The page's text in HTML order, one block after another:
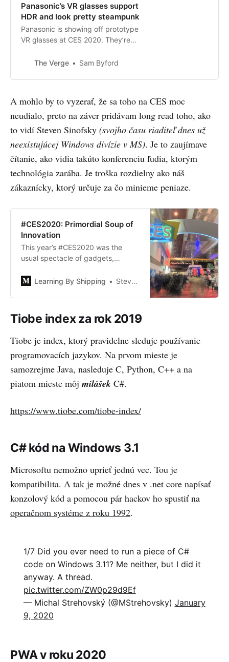
Panasonic’s VR glasses support
HDR and look pretty steampunk
Panasonic is showing off prototype
VR glasses at CES 2020. They’re
and have a lightweight form factor.
The Verge Sam Byford
A mohlo by to vyzerať, že sa toho na CES moc
neudialo, preto na záver pridávam long read toho, ako
to vidí Steven Sinofsky (svojho času riaditeľ dnes už
neexistujúcej Windows divízie v MS). Je to zaujímave
čítanie, ako vidia takúto konferenciu ľudia, ktorým
technológia zarába. Je troška rozdielny ako náš
zákaznícky, ktorý určuje za čo minieme peniaze.
#CES2020: Primordial Soup of
Innovation
This year’s #CES2020 was the
usual spectacle of gadgets,
near misses. Most of all CES
you can see the raw material of the
next big…
Learning By Shipping Steven Sinofsky
Tiobe index za rok 2019
Tiobe je index, ktorý pravidelne sleduje používanie
programovacích jazykov. Na prvom mieste je
samozrejme Java, nasleduje C, Python, C++ a na
piatom mieste môj milášek C#.
https://www.tiobe.com/tiobe-index/
C# kód na Windows 3.1
Microsoftu nemožno uprieť jednú vec. Tou je
kompatibilita. A tak je možné dnes v .net core napísať
konzolový kód a pomocou pár hackov ho spustiť na
operačnom systéme z roku 1992.
1/7 Did you ever need to run a piece of C#
code on Windows 3.11? Me neither, but I did it
anyway. A thread.
pic.twitter.com/ZW0p29d9Ef
— Michal Strehovský (@MStrehovsky) January
9, 2020
PWA v roku 2020